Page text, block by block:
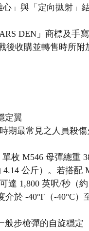
」與「定向拋射」
DEN」商標及手寫
後收購並轉售時所
定翼
期最常見之人員殺傷
枚 M546 母彈總重
公斤）。若搭配
達 1,800 英呎/秒（
於 -40°F（-40°C）
般步槍彈的自旋穩定